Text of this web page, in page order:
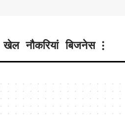
खेल नौकरियां बिजनेस